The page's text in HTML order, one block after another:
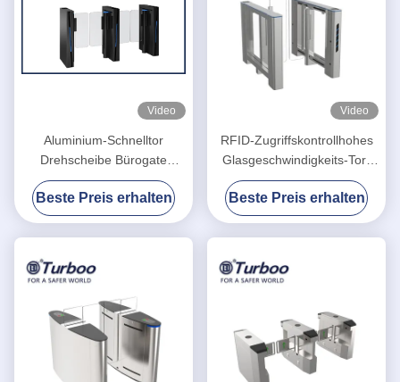
Video
Aluminium-Schnelltor
Drehscheibe Bürogate
Sicherheitsgate
Zugangskontrolle
Fußgängertor
Beste Preis erhalten
Video
RFID-Zugriffskontrollhohes
Glasgeschwindigkeits-Tor-
Drehkreuz mit hoher
Sicherheit für Bürogebäude
Beste Preis erhalten